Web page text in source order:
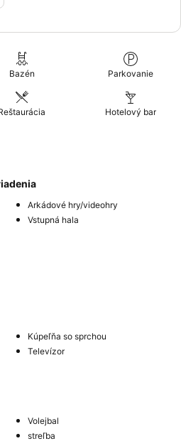
Bazén Parkovanie
Hotelový bar
Arkádové hry/videohry
Vstupná hala
Kúpeľňa so sprchou
Televízor
Volejbal
streľba